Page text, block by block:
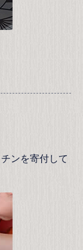
ンを寄付して